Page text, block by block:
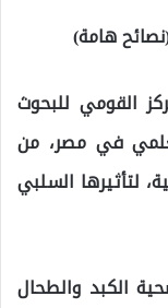
هامة)
القومي للبحوث
في مصر، من
لتأثيرها السلبي
الكبد والطحال